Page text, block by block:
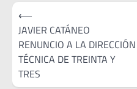
Navegación
de
entradas
⟵
JAVIER CATÁNEO
RENUNCIO A LA DIRECCIÓN
TÉCNICA DE TREINTA Y
TRES